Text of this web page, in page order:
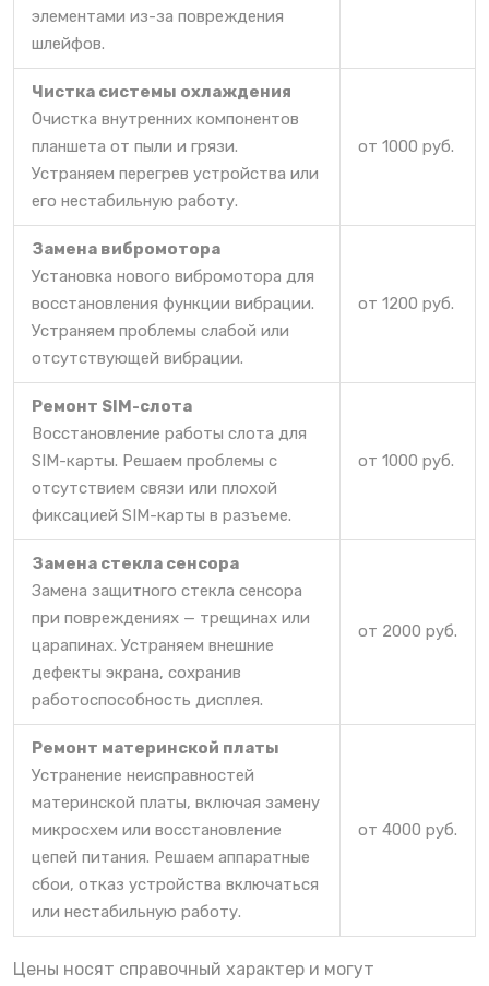
элементами из-за повреждения
шлейфов.
Чистка системы охлаждения
Очистка внутренних компонентов
планшета от пыли и грязи.
Устраняем перегрев устройства или
его нестабильную работу.
от 1000 руб.
Замена вибромотора
Установка нового вибромотора для
восстановления функции вибрации.
Устраняем проблемы слабой или
отсутствующей вибрации.
от 1200 руб.
Ремонт SIM-слота
Восстановление работы слота для
SIM-карты. Решаем проблемы с
отсутствием связи или плохой
фиксацией SIM-карты в разъеме.
от 1000 руб.
Замена стекла сенсора
Замена защитного стекла сенсора
при повреждениях — трещинах или
царапинах. Устраняем внешние
дефекты экрана, сохранив
работоспособность дисплея.
от 2000 руб.
Ремонт материнской платы
Устранение неисправностей
материнской платы, включая замену
микросхем или восстановление
цепей питания. Решаем аппаратные
сбои, отказ устройства включаться
или нестабильную работу.
от 4000 руб.
Цены носят справочный характер и могут